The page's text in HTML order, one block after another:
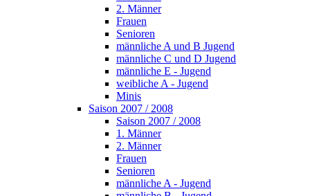
2. Männer
Frauen
Senioren
männliche A und B Jugend
männliche C und D Jugend
männliche E - Jugend
weibliche A - Jugend
Minis
Saison 2007 / 2008
Saison 2007 / 2008
1. Männer
2. Männer
Frauen
Senioren
männliche A - Jugend